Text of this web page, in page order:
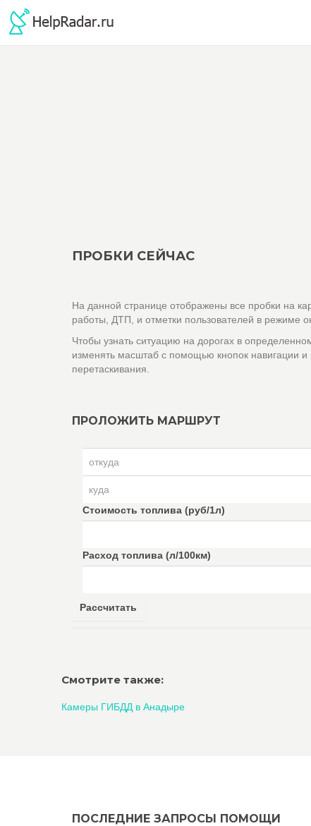
ПРОБКИ СЕЙЧАС
На данной странице отображены все пробки на
работы, ДТП, и отметки пользователей в режиме
Чтобы узнать ситуацию на дорогах в
изменять масштаб с помощью кнопок навигации и
перетаскивания.
ПРОЛОЖИТЬ МАРШРУТ
Стоимость топлива (руб/1л)
Расход топлива (л/100км)
Рассчитать
Смотрите также:
Камеры ГИБДД в Анадыре
ПОСЛЕДНИЕ ЗАПРОСЫ ПОМОЩИ